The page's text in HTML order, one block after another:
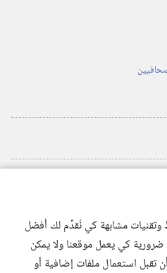
وتقنيات مشابهة كي نُقدِّم لك أفضل
كي يعمل موقعنا ولا يمكن
تقبل استعمال ملفات إضافية أو